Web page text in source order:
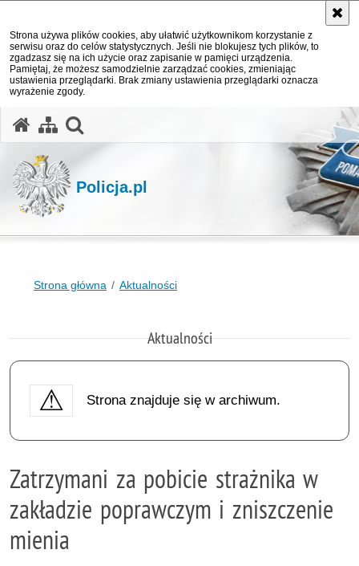
Strona używa plików cookies, aby ułatwić użytkownikom korzystanie z
serwisu oraz do celów statystycznych. Jeśli nie blokujesz tych plików, to
zgadzasz się na ich użycie oraz zapisanie w pamięci urządzenia.
Pamiętaj, że możesz samodzielnie zarządzać cookies, zmieniając
ustawienia przeglądarki. Brak zmiany ustawienia przeglądarki oznacza
wyrażenie zgody.
Policja.pl
Strona główna Aktualności
Aktualności
Strona znajduje się w archiwum.
Zatrzymani za pobicie strażnika w
zakładzie poprawczym i zniszczenie
mienia